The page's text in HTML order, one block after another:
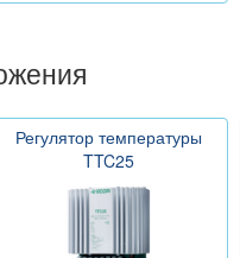
Регулятор температуры
TTC25